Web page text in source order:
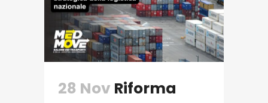
28 Nov Riforma